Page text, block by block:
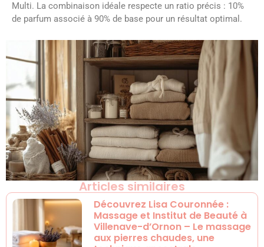
Multi. La combinaison idéale respecte un ratio précis : 10%
de parfum associé à 90% de base pour un résultat optimal.
Articles similaires
Découvrez Lisa Couronnée :
Massage et Institut de Beauté à
Villenave-d’Ornon – Le massage
aux pierres chaudes, une